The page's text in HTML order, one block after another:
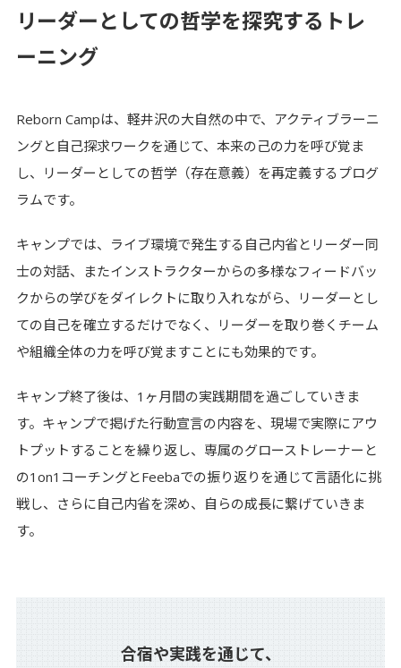
リーダーとしての哲学を探究するトレ
ーニング
Reborn Campは、軽井沢の大自然の中で、アクティブラーニ
ングと自己探求ワークを通じて、本来の己の力を呼び覚ま
し、リーダーとしての哲学（存在意義）を再定義するプログ
ラムです。
キャンプでは、ライブ環境で発生する自己内省とリーダー同
士の対話、またインストラクターからの多様なフィードバッ
クからの学びをダイレクトに取り入れながら、リーダーとし
ての自己を確立するだけでなく、リーダーを取り巻くチーム
や組織全体の力を呼び覚ますことにも効果的です。
キャンプ終了後は、1ヶ月間の実践期間を過ごしていきま
す。キャンプで掲げた行動宣言の内容を、現場で実際にアウ
トプットすることを繰り返し、専属のグローストレーナーと
の1on1コーチングとFeebaでの振り返りを通じて言語化に挑
戦し、さらに自己内省を深め、自らの成長に繋げていきま
す。
合宿や実践を通じて、